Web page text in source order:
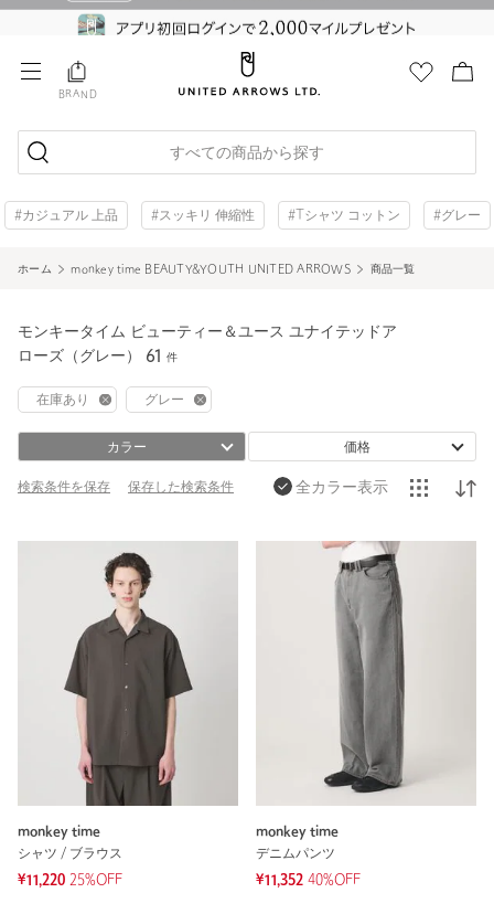
BRAND
すべての商品から探す
#カジュアル 上品 #スッキリ 伸縮性 #Tシャツ コットン #グレー
ホーム monkey time BEAUTY&YOUTH UNITED ARROWS 商品一覧
モンキータイム ビューティー＆ユース ユナイテッドア
ローズ（グレー）
61 件
在庫あり グレー
カラー 価格
検索条件を保存 保存した検索条件 全カラー表示
monkey time
シャツ / ブラウス
¥11,220 25%OFF
monkey time
デニムパンツ
¥11,352 40%OFF